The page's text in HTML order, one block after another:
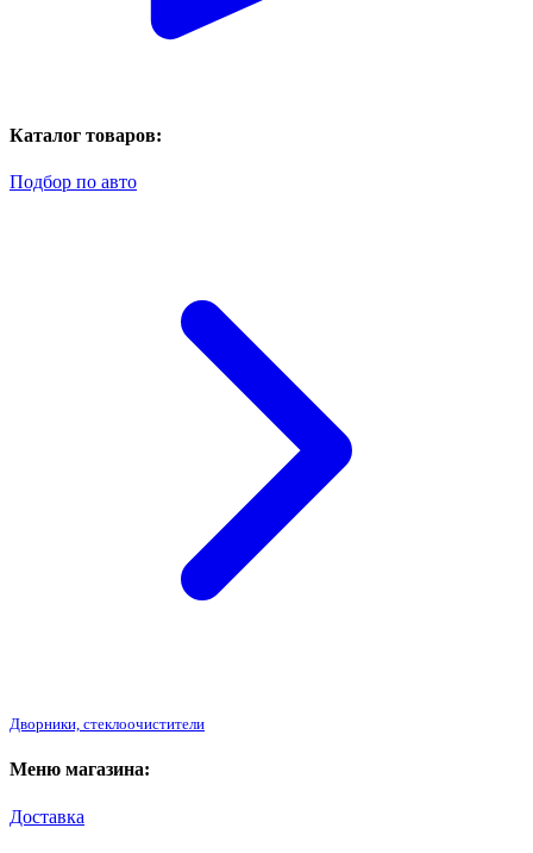
Каталог товаров:
Подбор по авто
Дворники, стеклоочистители
Меню магазина:
Доставка